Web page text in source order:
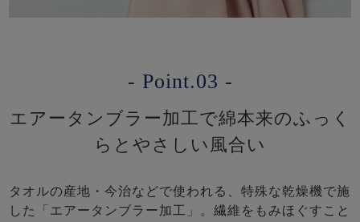
- Point.03 -
エアータンブラー加工で綿本来のふっく
らとやさしい風合い
タオルの産地・今治などで使われる、特殊な乾燥機で施
した「エアータンブラー加工」。繊維をもみほぐすこと